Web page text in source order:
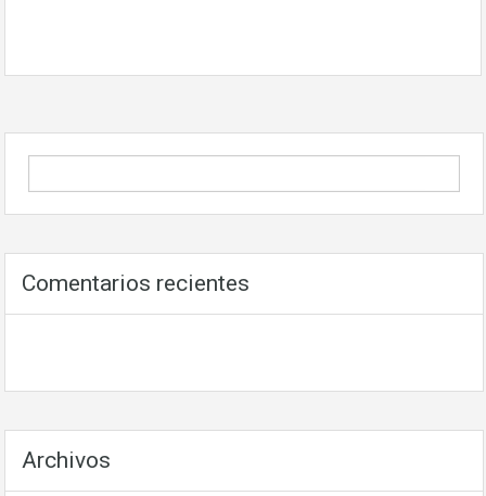
Comentarios recientes
Archivos